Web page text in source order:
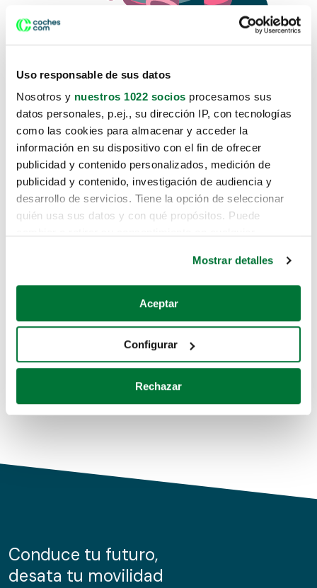
Uso responsable de sus datos
Nosotros y nuestros 1022 socios procesamos sus
datos personales, p.ej., su dirección IP, con tecnologías
como las cookies para almacenar y acceder la
información en su dispositivo con el fin de ofrecer
publicidad y contenido personalizados, medición de
publicidad y contenido, investigación de audiencia y
desarrollo de servicios. Tiene la opción de seleccionar
quién usa sus datos y con qué propósitos. Puede
Si lo permite, también quisiéramos:
Recopilar información sobre su ubicación geográfica
Identificar su dispositivo analizándolo activamente
para buscar características específicas (huellas
Obtenga más información sobre cómo se procesan sus
de cookies.
información sobre el uso que haga del sitio web con
nuestros partners de redes sociales, publicidad y análisis
Mostrar detalles
Aceptar
Configurar
Rechazar
Lo sentimos, no sabemos como
te hemos traido hasta aquí.
Pero puedes encontrar el coche que estás
buscando en alguno de estos enlaces:
Coches de segunda mano
Coches de km0
Conduce tu futuro,
desata tu movilidad